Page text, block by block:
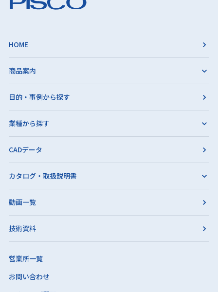
HOME
商品案内
目的・事例から探す
業種から探す
CADデータ
カタログ・取扱説明書
動画一覧
技術資料
営業所一覧
お問い合わせ